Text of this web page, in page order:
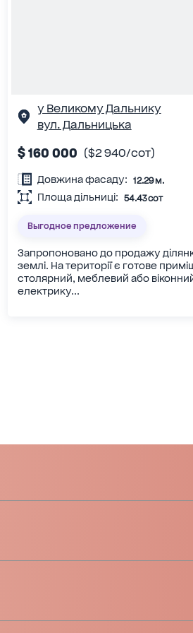
у Великому Дальнику
вул. Дальницька
$ 160 000 ($2 940/сот)
Довжина фасаду: 12.29 м.
Площа дільниці: 54.43 сот
Выгодное предложение
Запропоновано до продажу
землі. На території є готове
столярний, меблевий або
електрику...